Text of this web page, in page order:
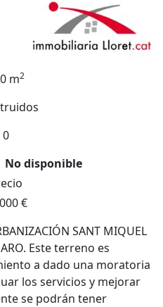
m2
0
No disponible
€
SANT MIQUEL
Este terreno es
a dado una moratoria
los servicios y mejorar
se podrán tener